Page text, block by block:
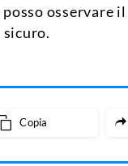
osservare
Copia